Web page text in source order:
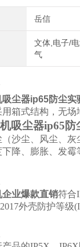
岳信
文体,电子/
气
吸尘器ip65防尘实
箱式结构，无场
吸尘器ip65
沙尘、风尘、灰
降、膨胀、发霉
业爆款直销符合
外壳防护等级